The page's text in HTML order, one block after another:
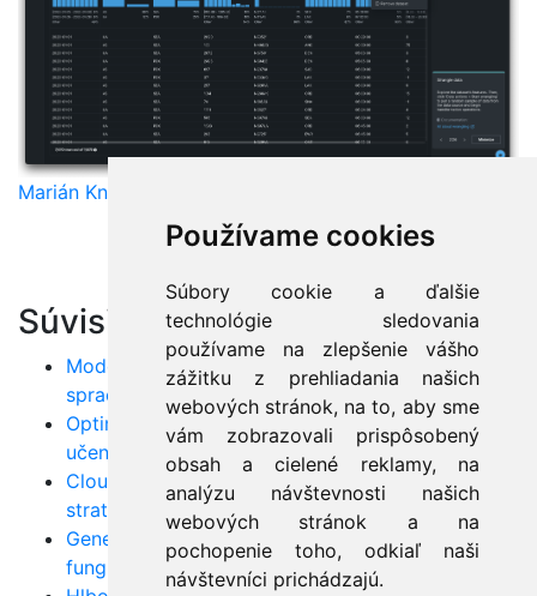
Používame cookies
Súbory cookie a ďalšie
technológie sledovania
používame na zlepšenie vášho
zážitku z prehliadania našich
webových stránok, na to, aby sme
vám zobrazovali prispôsobený
obsah a cielené reklamy, na
analýzu návštevnosti našich
webových stránok a na
pochopenie toho, odkiaľ naši
návštevníci prichádzajú.
Marián Knězek
Súvisiace články:
Modely BERT a GPT: Nové horizonty v
spracovaní prirodzeného jazyka
Optimalizácia hyperparametrov v strojovom
učení: Techniky a nástroje
Cloudové nasadenie AI: Praktické príklady a
stratégie
Generatívne adversárne siete (GAN): Čo sú, ako
fungujú a aké aplikácie majú?